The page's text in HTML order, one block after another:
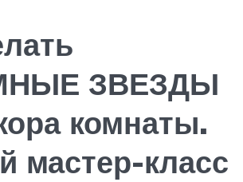
ЗВЕЗДЫ
комнаты.
мастер-класс